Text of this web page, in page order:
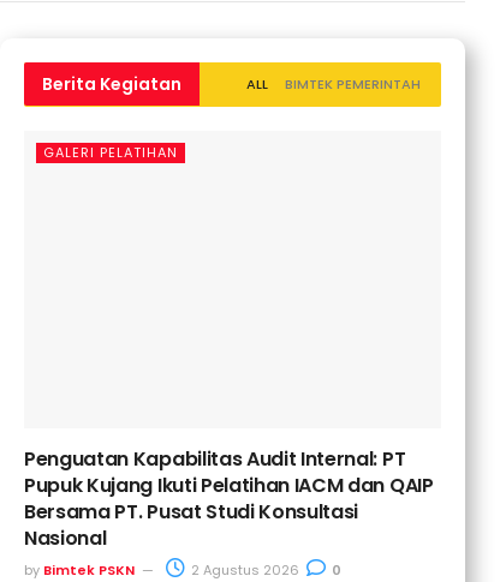
Berita Kegiatan ALL BIMTEK PEMERINTAH
GALERI PELATIHAN
Penguatan Kapabilitas Audit Internal: PT
Pupuk Kujang Ikuti Pelatihan IACM dan QAIP
Bersama PT. Pusat Studi Konsultasi
Nasional
by Bimtek PSKN 2 Agustus 2026 0